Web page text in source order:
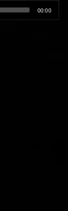
00:00